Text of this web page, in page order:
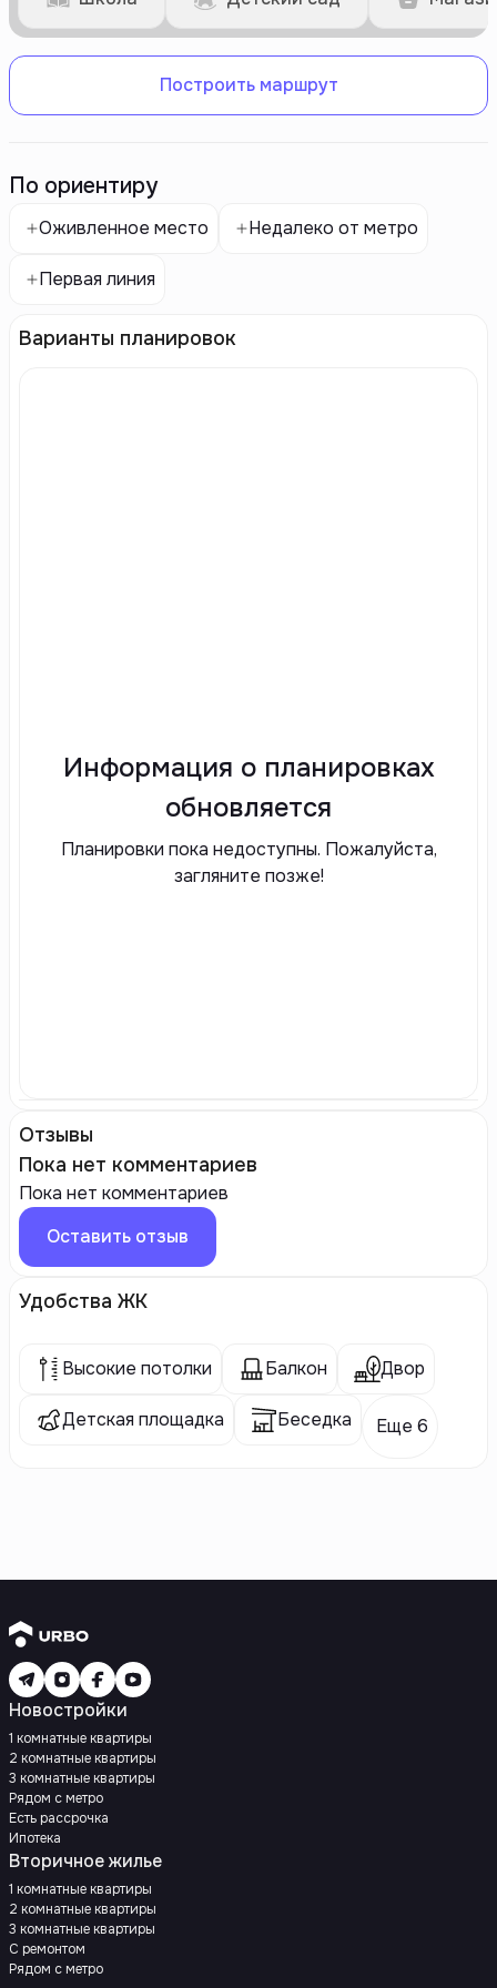
Построить маршрут
По ориентиру
Оживленное место Недалеко от метро
Первая линия
Варианты планировок
Информация о планировках
обновляется
Планировки пока недоступны. Пожалуйста,
загляните позже!
Отзывы
Пока нет комментариев
Пока нет комментариев
Оставить отзыв
Удобства ЖК
Высокие потолки Балкон Двор
Детская площадка Беседка Еще 6
Новостройки
1 комнатные квартиры
2 комнатные квартиры
3 комнатные квартиры
Рядом с метро
Есть рассрочка
Ипотека
Вторичное жилье
1 комнатные квартиры
2 комнатные квартиры
3 комнатные квартиры
С ремонтом
Рядом с метро